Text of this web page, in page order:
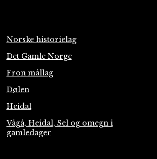
Norske historielag
Det Gamle Norge
Fron mållag
Dølen
Heidal
Vågå, Heidal, Sel og omegn i
gamledager